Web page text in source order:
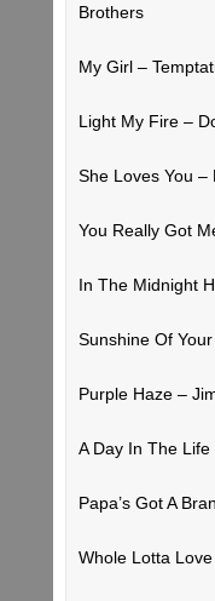
Brothers
My Girl –
Light My Fire –
She Loves You –
You Really Got
In The Midnight
Sunshine Of
Purple Haze –
A Day In The Life
Papa’s Got A
Whole Lotta